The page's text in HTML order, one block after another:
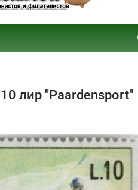
лир "Paardensport"